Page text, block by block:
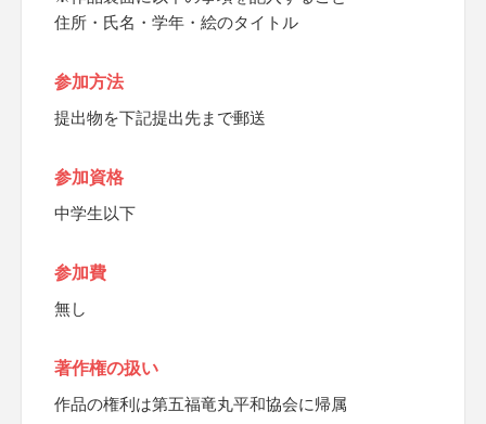
住所・氏名・学年・絵のタイトル
参加方法
提出物を下記提出先まで郵送
参加資格
中学生以下
参加費
無し
著作権の扱い
作品の権利は第五福竜丸平和協会に帰属